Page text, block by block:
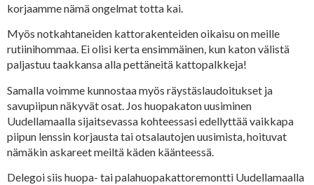
korjaamme nämä ongelmat totta kai.
Myös notkahtaneiden kattorakenteiden oikaisu on meille
rutiinihommaa. Ei olisi kerta ensimmäinen, kun katon välistä
paljastuu taakkansa alla pettäneitä kattopalkkeja!
Samalla voimme kunnostaa myös räystäslaudoitukset ja
savupiipun näkyvät osat. Jos huopakaton uusiminen
Uudellamaalla sijaitsevassa kohteessasi edellyttää vaikkapa
piipun lenssin korjausta tai otsalautojen uusimista, hoituvat
nämäkin askareet meiltä käden käänteessä.
Delegoi siis huopa- tai palahuopakattoremontti Uudellamaalla